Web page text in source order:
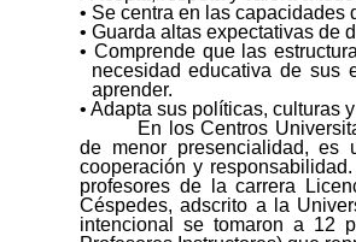
• Se centra en las
• Guarda altas expectativas de
• Comprende que las
necesidad educativa de sus
aprender.
• Adapta sus políticas, culturas
En los Centros
de menor presencialidad, es
cooperación y
profesores de la carrera
Céspedes, adscrito a la
intencional se tomaron a 12